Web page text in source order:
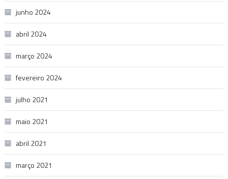
junho 2024
abril 2024
março 2024
fevereiro 2024
julho 2021
maio 2021
abril 2021
março 2021